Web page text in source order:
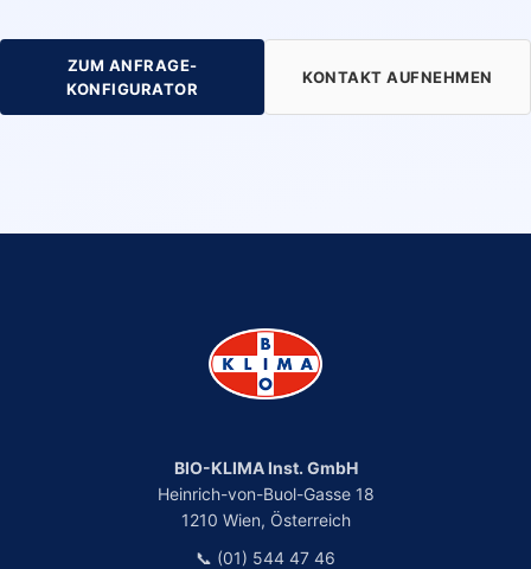
ZUM ANFRAGE-
KONFIGURATOR
KONTAKT AUFNEHMEN
BIO-KLIMA Inst. GmbH
Heinrich-von-Buol-Gasse 18
1210 Wien, Österreich
📞 (01) 544 47 46